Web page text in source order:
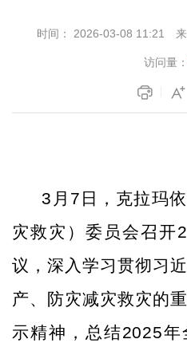
时间： 2026-03-08 11:21
访问量：
3月7日，克拉玛
灾救灾）委员会召开
议，深入学习贯彻习
产、防灾减灾救灾的
示精神，总结2025